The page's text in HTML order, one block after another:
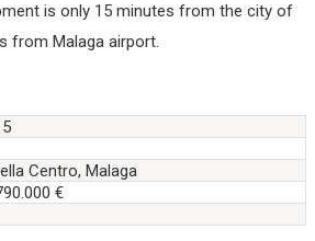
‌is only ‌15 ‌minutes ‌from the ‌city of
‌from ‌Malaga ‌airport.
Centro, Malaga
€